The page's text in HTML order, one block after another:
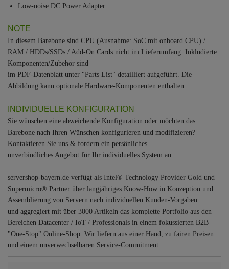
Low-noise DC Power Adapter
NOTE
In diesem Barebone sind CPU (Ausnahme: SoC mit onboard CPU) /
RAM / HDDs/SSDs / Add-On Cards nicht im Lieferumfang. Inkludierte
Komponenten/Zubehör sind
im PDF-Datenblatt unter "Parts List" detailliert aufgeführt. Die
Abbildung kann optionale Hardware-Komponenten enthalten.
INDIVIDUELLE KONFIGURATION
Sie wünschen eine abweichende Konfiguration oder möchten das
Barebone nach Ihren Wünschen konfigurieren und modifizieren?
Kontaktieren Sie uns & fordern ein persönliches
unverbindliches Angebot für Ihr individuelles System an.
servershop-bayern.de verfügt als Intel® Technology Provider Gold und
Supermicro® Partner über langjähriges Know-How in Konzeption und
Assemblierung von Servern nach individuellen Kunden-Vorgaben
und aggregiert mit über 3000 Artikeln das komplette Portfolio aus den
Bereichen Datacenter / IoT / Professionals in einem fokussierten B2B
"One-Stop" Online-Shop. Wir liefern aus einer Hand, zu fairen Preisen
und einem unverwechselbaren Service-Commitment.